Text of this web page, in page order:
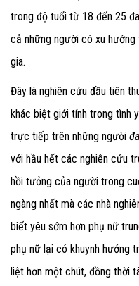
trong độ tuổi từ 18 đến 25
cả những người có xu
gia.
Đây là nghiên cứu đầu tiên
khác biệt giới tính trong tình
trực tiếp trên những người
với hầu hết các nghiên cứu
hồi tưởng của người trong
ngàng nhất mà các nhà
biết yêu sớm hơn phụ nữ
phụ nữ lại có khuynh hướng
liệt hơn một chút, đồng thời